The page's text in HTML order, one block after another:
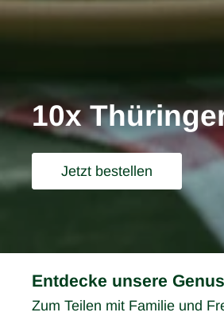
10x
Jetzt bestellen
Entdecke unsere
Zum Teilen mit Familie und